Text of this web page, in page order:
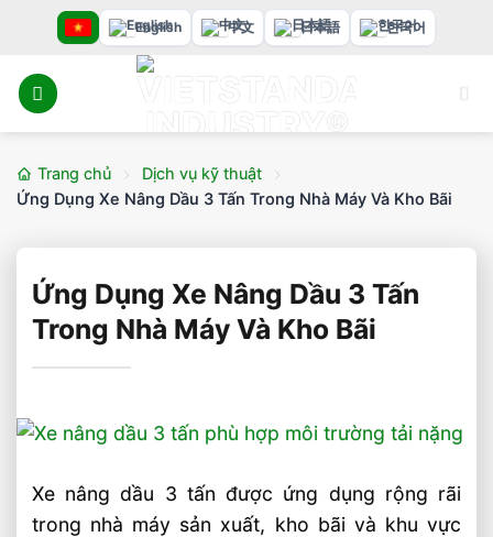
nội
dung
English 中文 日本語 한국어
Trang chủ
Dịch vụ kỹ thuật
Ứng Dụng Xe Nâng Dầu 3 Tấn Trong Nhà Máy Và Kho Bãi
Ứng Dụng Xe Nâng Dầu 3 Tấn
Trong Nhà Máy Và Kho Bãi
Xe nâng dầu 3 tấn được ứng dụng rộng rãi
trong nhà máy sản xuất, kho bãi và khu vực